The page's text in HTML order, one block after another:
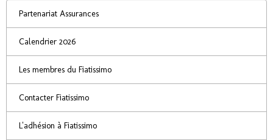
Partenariat Assurances
Calendrier 2026
Les membres du Fiatissimo
Contacter Fiatissimo
L'adhésion à Fiatissimo